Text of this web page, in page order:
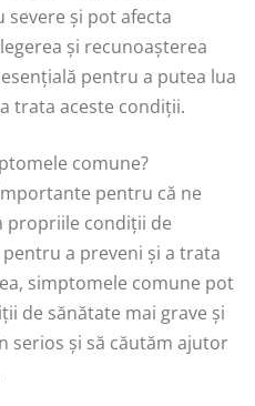
și pot afecta
și recunoașterea
pentru a putea lua
trata aceste condiții.
comune?
pentru că ne
propriile condiții de
a preveni și a trata
simptomele comune pot
de sănătate mai grave și
serios și să căutăm ajutor